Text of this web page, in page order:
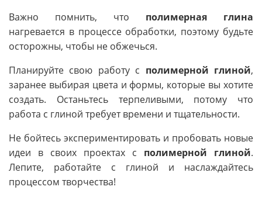
Важно помнить, что полимерная глина
нагревается в процессе обработки, поэтому будьте
осторожны, чтобы не обжечься.
Планируйте свою работу с полимерной глиной,
заранее выбирая цвета и формы, которые вы хотите
создать. Останьтесь терпеливыми, потому что
работа с глиной требует времени и тщательности.
Не бойтесь экспериментировать и пробовать новые
идеи в своих проектах с полимерной глиной.
Лепите, работайте с глиной и наслаждайтесь
процессом творчества!